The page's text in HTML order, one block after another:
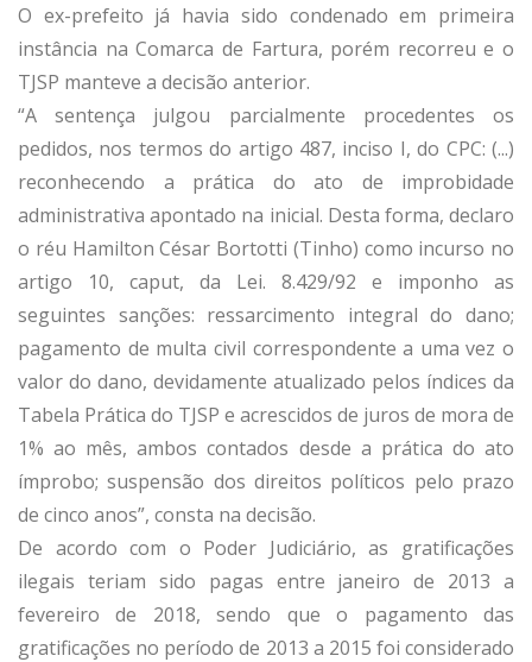
O ex-prefeito já havia sido condenado em primeira
instância na Comarca de Fartura, porém recorreu e o
TJSP manteve a decisão anterior.
“A sentença julgou parcialmente procedentes os
pedidos, nos termos do artigo 487, inciso I, do CPC: (...)
reconhecendo a prática do ato de improbidade
administrativa apontado na inicial. Desta forma, declaro
o réu Hamilton César Bortotti (Tinho) como incurso no
artigo 10, caput, da Lei. 8.429/92 e imponho as
seguintes sanções: ressarcimento integral do dano;
pagamento de multa civil correspondente a uma vez o
valor do dano, devidamente atualizado pelos índices da
Tabela Prática do TJSP e acrescidos de juros de mora de
1% ao mês, ambos contados desde a prática do ato
ímprobo; suspensão dos direitos políticos pelo prazo
de cinco anos”, consta na decisão.
De acordo com o Poder Judiciário, as gratificações
ilegais teriam sido pagas entre janeiro de 2013 a
fevereiro de 2018, sendo que o pagamento das
gratificações no período de 2013 a 2015 foi considerado